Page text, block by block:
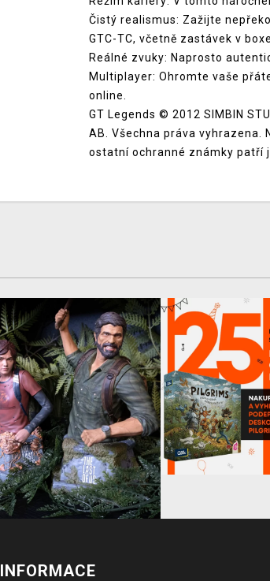
Čistý realismus: Zažijte
GTC-TC, včetně zastávek v
Reálné zvuky: Naprosto
Multiplayer: Ohromte vaše
online.
GT Legends © 2012 SIMBIN
AB. Všechna práva vyhrazena.
ostatní ochranné známky patří
INFORMACE